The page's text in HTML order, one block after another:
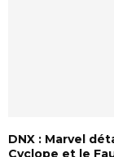
DNX : Marvel
Cyclope et le